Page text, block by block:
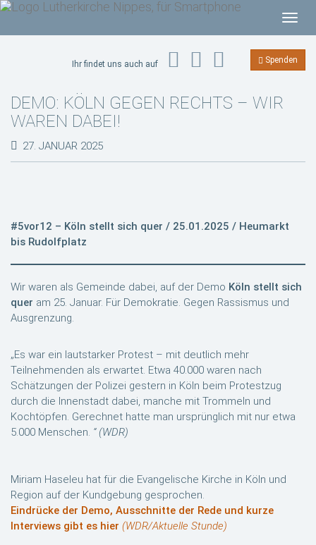
T
o
g
g
v
o
n
Ihr findet uns auch auf Spenden
DEMO: KÖLN GEGEN RECHTS – WIR
WAREN DABEI!
27. JANUAR 2025
#5vor12 – Köln stellt sich quer / 25.01.2025 / Heumarkt
bis Rudolfplatz
Wir waren als Gemeinde dabei, auf der Demo Köln stellt sich
quer am 25. Januar. Für Demokratie. Gegen Rassismus und
Ausgrenzung.
„Es war ein lautstarker Protest – mit deutlich mehr
Teilnehmenden als erwartet. Etwa 40.000 waren nach
Schätzungen der Polizei gestern in Köln beim Protestzug
durch die Innenstadt dabei, manche mit Trommeln und
Kochtöpfen. Gerechnet hatte man ursprünglich mit nur etwa
5.000 Menschen. “ (WDR)
Miriam Haseleu hat für die Evangelische Kirche in Köln und
Region auf der Kundgebung gesprochen.
Eindrücke der Demo, Ausschnitte der Rede und kurze
Interviews gibt es hier (WDR/Aktuelle Stunde)